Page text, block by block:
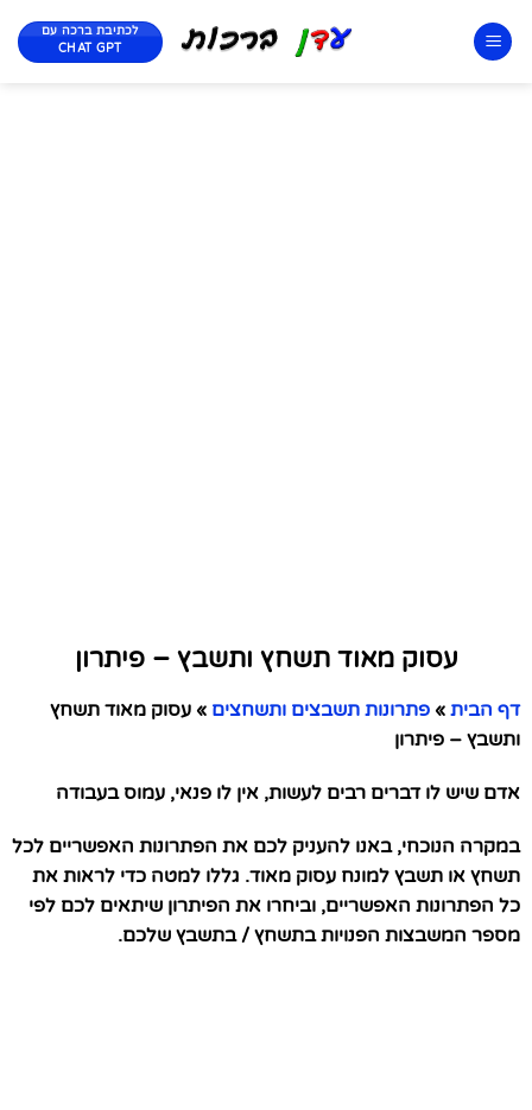
לכתיבת ברכה עם
CHAT GPT
עסוק מאוד תשחץ ותשבץ – פיתרון
דף הבית » פתרונות תשבצים ותשחצים » עסוק מאוד תשחץ
ותשבץ – פיתרון
אדם שיש לו דברים רבים לעשות, אין לו פנאי, עמוס בעבודה
במקרה הנוכחי, באנו להעניק לכם את הפתרונות האפשריים לכל
תשחץ או תשבץ למונח עסוק מאוד. גללו למטה כדי לראות את
כל הפתרונות האפשריים, וביחרו את הפיתרון שיתאים לכם לפי
מספר המשבצות הפנויות בתשחץ / בתשבץ שלכם.